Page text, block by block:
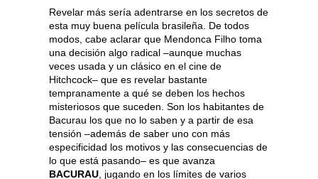
Revelar más sería adentrarse en los secretos de
esta muy buena película brasileña. De todos
modos, cabe aclarar que Mendonca Filho toma
una decisión algo radical –aunque muchas
veces usada y un clásico en el cine de
Hitchcock– que es revelar bastante
tempranamente a qué se deben los hechos
misteriosos que suceden. Son los habitantes de
Bacurau los que no lo saben y a partir de esa
tensión –además de saber uno con más
especificidad los motivos y las consecuencias de
lo que está pasando– es que avanza
BACURAU , jugando en los límites de varios